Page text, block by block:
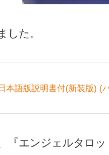
した。
本語版説明書付(新装版) (
エンジェルタロッ